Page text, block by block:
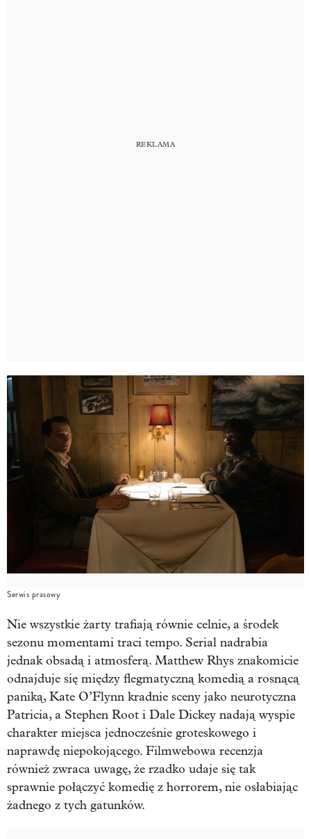
Serwis prasowy
Nie wszystkie żarty trafiają równie celnie, a środek
sezonu momentami traci tempo. Serial nadrabia
jednak obsadą i atmosferą. Matthew Rhys znakomicie
odnajduje się między flegmatyczną komedią a rosnącą
paniką, Kate O’Flynn kradnie sceny jako neurotyczna
Patricia, a Stephen Root i Dale Dickey nadają wyspie
charakter miejsca jednocześnie groteskowego i
naprawdę niepokojącego. Filmwebowa recenzja
również zwraca uwagę, że rzadko udaje się tak
sprawnie połączyć komedię z horrorem, nie osłabiając
żadnego z tych gatunków.